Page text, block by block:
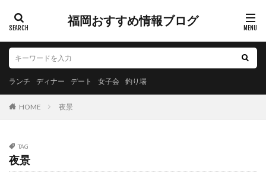
福岡おすすめ情報ブログ
ランチ ディナー デート 女子会 釣り場
HOME 夜景
TAG
夜景